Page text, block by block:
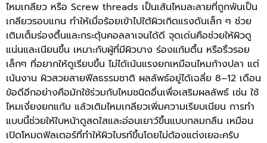
ไหมเกลียว หรือ Screw threads เป็นเส้นไหมละลายที่ถูกพันเป็น
เกลียวรอบแกน ทำให้เมื่อร้อยเข้าไปใต้ผิวเกิดแรงดันเล็ก ๆ ช่วย
เติมเต็มร่องตื้นและกระตุ้นคอลลาเจนได้ดี จุดเด่นคือช่วยให้ผิวดู
แน่นและเนียนขึ้น เหมาะกับผู้ที่มีผิวบาง ร่องแก้มตื้น หรือริ้วรอย
เล็กๆ ที่อยากให้ดูเรียบขึ้น ไม่ได้เน้นแรงยกเหมือนไหมก้างปลา แต่
เน้นงาน ผิวสวยสายฟีลธรรมชาติ ผลลัพธ์อยู่ได้เฉลี่ย 8–12 เดือน
ข้อดีอีกอย่างคือมักใช้ร่วมกับไหมชนิดอื่นเพื่อเสริมผลลัพธ์ เช่น ใช้
ไหมเงี่ยงยกแก้ม แล้วเติมไหมเกลียวเพิ่มความเรียบเนียน การทำ
แบบนี้ช่วยให้ใบหน้าดูสดใสและอ่อนเยาว์ขึ้นแบบกลมกลืน เหมือน
เปิดโหมดฟิลเตอร์ที่ทำให้ผิวไบรท์ขึ้นโดยไม่ต้องแต่งเยอะครับ